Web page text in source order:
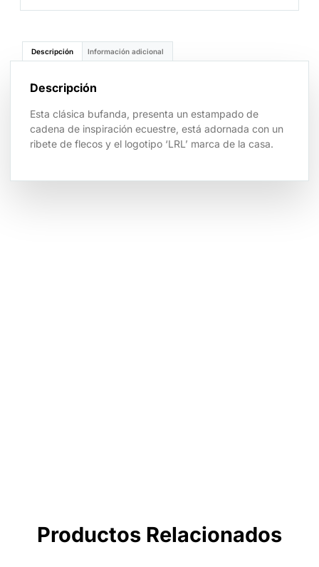
Descripción Información adicional
Descripción
Esta clásica bufanda, presenta un estampado de
cadena de inspiración ecuestre, está adornada con un
ribete de flecos y el logotipo ‘LRL’ marca de la casa.
Productos Relacionados